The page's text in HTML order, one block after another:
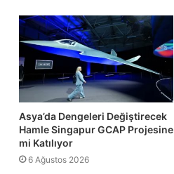
Asya’da Dengeleri Değiştirecek
Hamle Singapur GCAP Projesine
mi Katılıyor
6 Ağustos 2026